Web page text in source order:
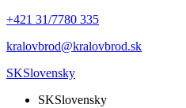
+421 31/7780 335
kralovbrod@kralovbrod.sk
SKSlovensky
SKSlovensky